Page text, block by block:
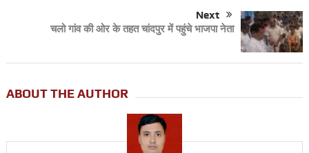
Next
चलो गांव की ओर के तहत चांदपुर में पहुंचे भाजपा नेता
ABOUT THE AUTHOR